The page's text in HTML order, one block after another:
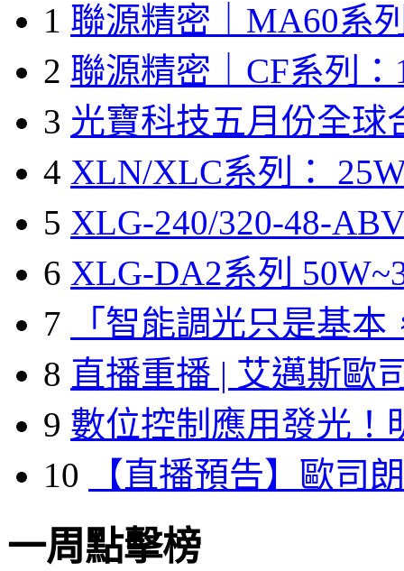
1 聯源精密｜MA60系
2 聯源精密｜CF系列：
3 光寶科技五月份全球
4 XLN/XLC系列：
5 XLG-240/320-48-
6 XLG-DA2系列
7
「智能調光只是基本
8 直播重播 | 艾邁斯歐
9 數位控制應用發光！
10
【直播預告】歐司
一周點擊榜